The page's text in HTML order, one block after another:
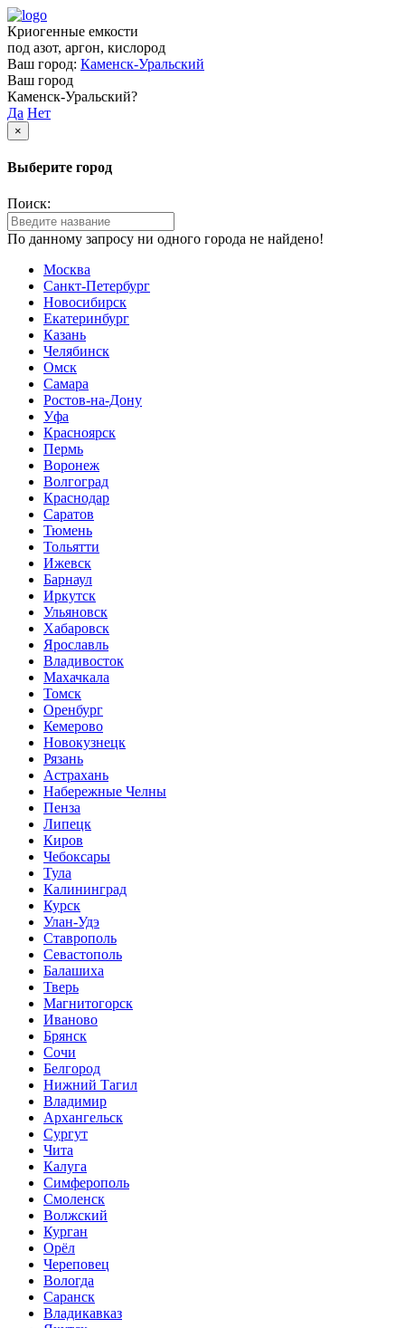
Криогенные емкости
под азот, аргон, кислород
Ваш город: Каменск-Уральский
Ваш город
Каменск-Уральский?
Да Нет
×
Выберите город
Поиск:
По данному запросу ни одного города не найдено!
Москва
Санкт-Петербург
Новосибирск
Екатеринбург
Казань
Челябинск
Омск
Самара
Ростов-на-Дону
Уфа
Красноярск
Пермь
Воронеж
Волгоград
Краснодар
Саратов
Тюмень
Тольятти
Ижевск
Барнаул
Иркутск
Ульяновск
Хабаровск
Ярославль
Владивосток
Махачкала
Томск
Оренбург
Кемерово
Новокузнецк
Рязань
Астрахань
Набережные Челны
Пенза
Липецк
Киров
Чебоксары
Тула
Калининград
Курск
Улан-Удэ
Ставрополь
Севастополь
Балашиха
Тверь
Магнитогорск
Иваново
Брянск
Сочи
Белгород
Нижний Тагил
Владимир
Архангельск
Сургут
Чита
Калуга
Симферополь
Смоленск
Волжский
Курган
Орёл
Череповец
Вологда
Саранск
Владикавказ